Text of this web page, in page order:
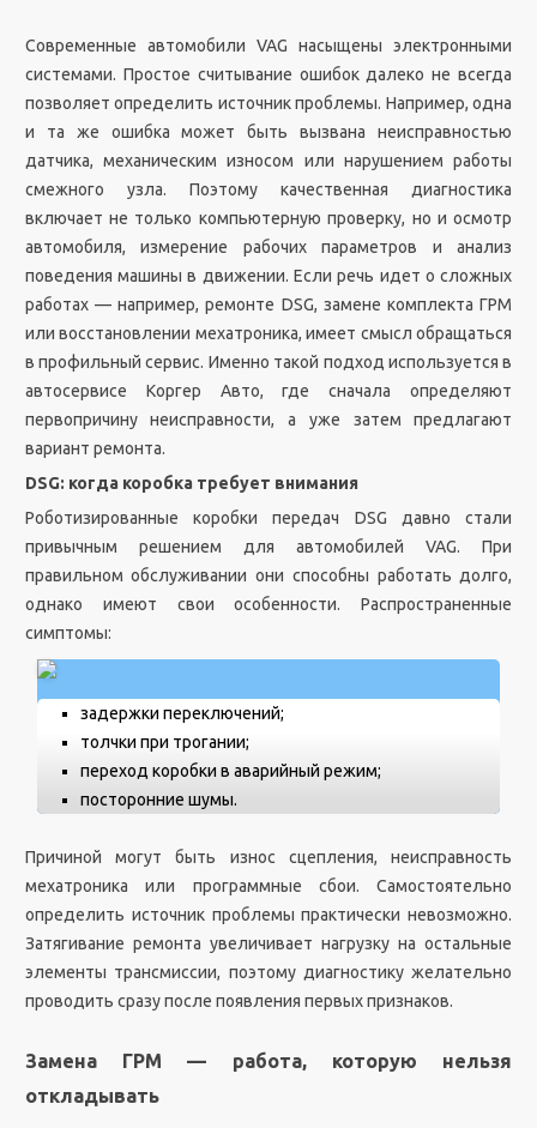
Современные автомобили VAG насыщены электронными
системами. Простое считывание ошибок далеко не всегда
позволяет определить источник проблемы. Например, одна
и та же ошибка может быть вызвана неисправностью
датчика, механическим износом или нарушением работы
смежного узла. Поэтому качественная диагностика
включает не только компьютерную проверку, но и осмотр
автомобиля, измерение рабочих параметров и анализ
поведения машины в движении. Если речь идет о сложных
работах — например, ремонте DSG, замене комплекта ГРМ
или восстановлении мехатроника, имеет смысл обращаться
в профильный сервис. Именно такой подход используется в
автосервисе Коргер Авто, где сначала определяют
первопричину неисправности, а уже затем предлагают
вариант ремонта.
DSG: когда коробка требует внимания
Роботизированные коробки передач DSG давно стали
привычным решением для автомобилей VAG. При
правильном обслуживании они способны работать долго,
однако имеют свои особенности. Распространенные
симптомы:
задержки переключений;
толчки при трогании;
переход коробки в аварийный режим;
посторонние шумы.
Причиной могут быть износ сцепления, неисправность
мехатроника или программные сбои. Самостоятельно
определить источник проблемы практически невозможно.
Затягивание ремонта увеличивает нагрузку на остальные
элементы трансмиссии, поэтому диагностику желательно
проводить сразу после появления первых признаков.
Замена ГРМ — работа, которую нельзя
откладывать